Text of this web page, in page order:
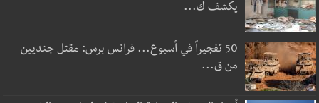
يكشف ك...
50 تفجيراً في أسبوع... فرانس برس: مقتل جنديين
من ق...